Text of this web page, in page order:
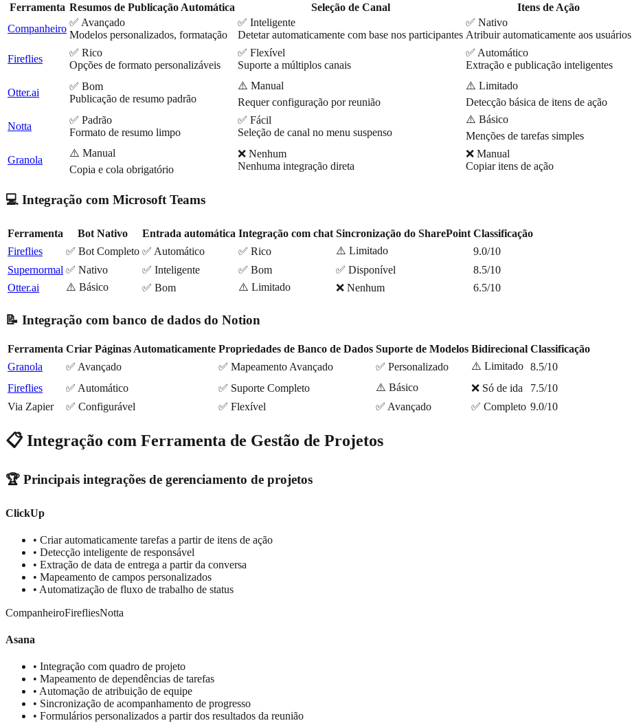
Ferramenta Resumos de Publicação Automática Seleção de Canal Itens de Ação
Companheiro
✅ Avançado
Modelos personalizados, formatação
✅ Inteligente
Detetar automaticamente com base nos participantes
✅ Nativo
Atribuir automaticamente aos usuários
Fireflies
✅ Rico
Opções de formato personalizáveis
✅ Flexível
Suporte a múltiplos canais
✅ Automático
Extração e publicação inteligentes
Otter.ai
✅ Bom
Publicação de resumo padrão
⚠️ Manual
Requer configuração por reunião
⚠️ Limitado
Detecção básica de itens de ação
Notta
✅ Padrão
Formato de resumo limpo
✅ Fácil
Seleção de canal no menu suspenso
⚠️ Básico
Menções de tarefas simples
Granola
⚠️ Manual
Copia e cola obrigatório
❌ Nenhum
Nenhuma integração direta
❌ Manual
Copiar itens de ação
💻 Integração com Microsoft Teams
Ferramenta Bot Nativo Entrada automática Integração com chat Sincronização do SharePoint Classificação
Fireflies
✅ Bot Completo ✅ Automático ✅ Rico ⚠️ Limitado
9.0/10
Supernormal ✅ Nativo ✅ Inteligente ✅ Bom ✅ Disponível
8.5/10
Otter.ai
⚠️ Básico ✅ Bom ⚠️ Limitado ❌ Nenhum 6.5/10
📝 Integração com banco de dados do Notion
Ferramenta Criar Páginas Automaticamente Propriedades de Banco de Dados Suporte de Modelos Bidirecional Classificação
Granola
✅ Avançado ✅ Mapeamento Avançado ✅ Personalizado ⚠️ Limitado 8.5/10
Fireflies
✅ Automático ✅ Suporte Completo ⚠️ Básico ❌ Só de ida
7.5/10
Via Zapier
✅ Configurável ✅ Flexível ✅ Avançado ✅ Completo 9.0/10
📋 Integração com Ferramenta de Gestão de Projetos
🏆 Principais integrações de gerenciamento de projetos
ClickUp
• Criar automaticamente tarefas a partir de itens de ação
• Detecção inteligente de responsável
• Extração de data de entrega a partir da conversa
• Mapeamento de campos personalizados
• Automatização de fluxo de trabalho de status
CompanheiroFirefliesNotta
Asana
• Integração com quadro de projeto
• Mapeamento de dependências de tarefas
• Automação de atribuição de equipe
• Sincronização de acompanhamento de progresso
• Formulários personalizados a partir dos resultados da reunião